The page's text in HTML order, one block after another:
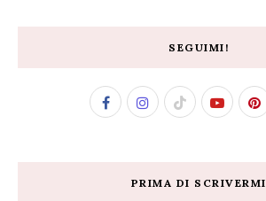
SEGUIMI!
PRIMA DI SCRIVERMI